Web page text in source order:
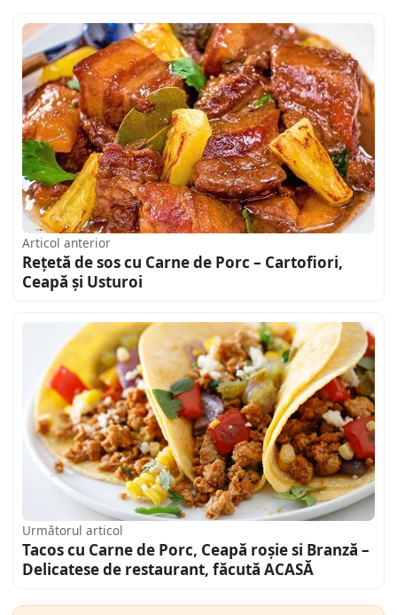
Articol anterior
Rețetă de sos cu Carne de Porc – Cartofiori,
Ceapă și Usturoi
Următorul articol
Tacos cu Carne de Porc, Ceapă roșie si Branză –
Delicatese de restaurant, făcută ACASĂ